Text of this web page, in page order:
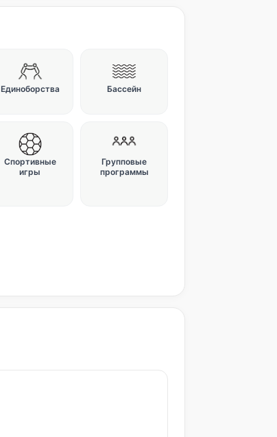
Единоборства Бассейн
Спортивные
игры
Групповые
программы